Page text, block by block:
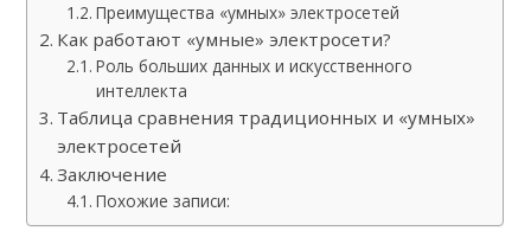
Преимущества «умных» электросетей
Как работают «умные» электросети?
Роль больших данных и искусственного
интеллекта
Таблица сравнения традиционных и «умных»
электросетей
Заключение
Похожие записи: